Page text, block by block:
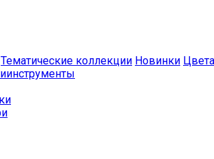
Тематические коллекции Новинки Цвета